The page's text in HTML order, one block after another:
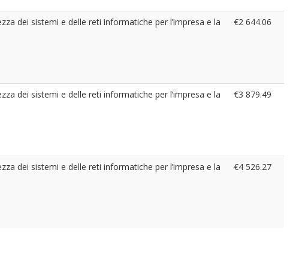
dei sistemi e delle reti informatiche per l’impresa e la
€2 644.06
dei sistemi e delle reti informatiche per l’impresa e la
€3 879.49
dei sistemi e delle reti informatiche per l’impresa e la
€4 526.27